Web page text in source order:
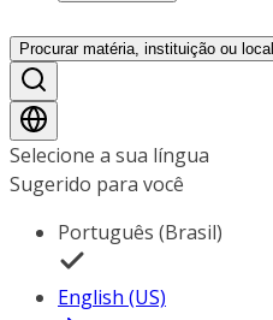
Procurar matéria, instituição ou local
Selecione a sua língua
Sugerido para você
Português (Brasil)
English (US)